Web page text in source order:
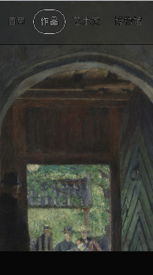
首页 作品 艺术家 博物馆